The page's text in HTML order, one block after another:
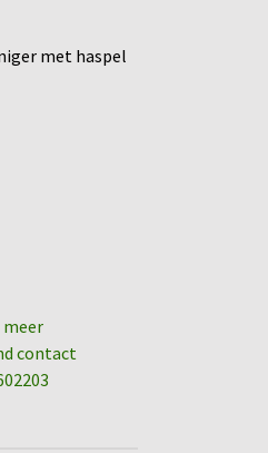
met haspel
meer
contact